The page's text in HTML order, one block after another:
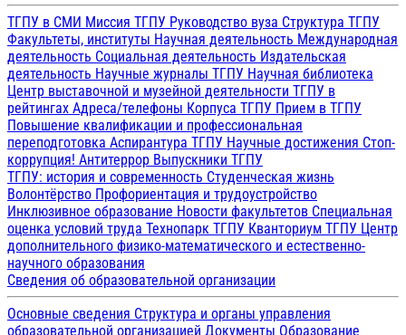
ТГПУ в СМИ Миссия ТГПУ Руководство вуза Структура ТГПУ
Факультеты, институты Научная деятельность Международная
деятельность Социальная деятельность Издательская
деятельность Научные журналы ТГПУ Научная библиотека
Центр выставочной и музейной деятельности ТГПУ в
рейтингах Адреса/телефоны Корпуса ТГПУ Прием в ТГПУ
Повышение квалификации и профессиональная
переподготовка Аспирантура ТГПУ Научные достижения Стоп-
коррупция! Антитеррор Выпускники ТГПУ
ТГПУ: история и современность Студенческая жизнь
Волонтёрство Профориентация и трудоустройство
Инклюзивное образование Новости факультетов Специальная
оценка условий труда Технопарк ТГПУ Кванториум ТГПУ Центр
дополнительного физико-математического и естественно-
научного образования
Сведения об образовательной организации
Основные сведения Структура и органы управления
образовательной организацией Документы Образование